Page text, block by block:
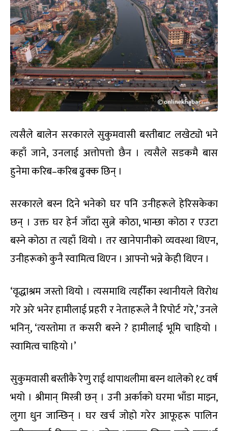
त्यसैले बालेन सरकारले सुकुमवासी बस्तीबाट लखेट्यो भने
कहाँ जाने, उनलाई अत्तोपत्तो छैन । त्यसैले सडकमै बास
हुनेमा करिब–करिब ढुक्क छिन् ।
सरकारले बस्न दिने भनेको घर पनि उनीहरूले हेरिसकेका
छन् । उक्त घर हेर्न जाँदा सुत्ने कोठा, भान्छा कोठा र एउटा
बस्ने कोठा त त्यहाँ थियो । तर खानेपानीको व्यवस्था थिएन,
उनीहरूको कुनै स्वामित्व थिएन । आफ्नो भन्ने केही थिएन ।
‘वृद्धाश्रम जस्तो थियो । त्यसमाथि त्यहीँका स्थानीयले विरोध
गरे अरे भनेर हामीलाई प्रहरी र नेताहरूले नै रिपोर्ट गरे,’ उनले
भनिन्, ‘त्यस्तोमा त कसरी बस्ने ? हामीलाई भूमि चाहियो ।
स्वामित्व चाहियो ।’
सुकुमवासी बस्तीकै रेणु राई थापाथलीमा बस्न थालेको १८ वर्ष
भयो । श्रीमान् मिस्त्री छन् । उनी अर्काको घरमा भाँडा माझ्न,
लुगा धुन जान्छिन् । घर खर्च जोहो गरेर आफूहरू पालिन